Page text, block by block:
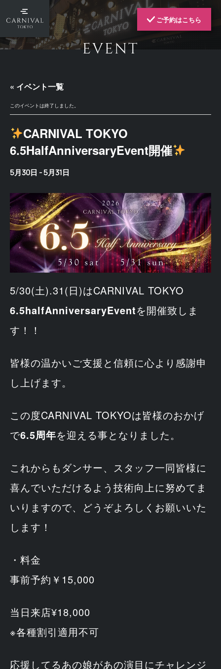
ご予約はこちら
EVENT
« イベント一覧
このイベントは終了しました。
CARNIVAL TOKYO
6.5HalfAnniversaryEvent開催
5月30日 -5月31日
5/30(土).31(日)はCARNIVAL TOKYO
6.5halfAnniversaryEventを開催致しま
す！！
皆様の温かいご支援と信頼に心より感謝申
し上げます。
この度CARNIVAL TOKYOは皆様のおかげ
で6.5周年を迎える事となりました。
これからもダンサー、スタッフ一同皆様に
喜んでいただけるよう技術向上に努めてま
いりますので、どうぞよろしくお願いいた
します！
・料金
事前予約￥15,000
当日来店¥18,000
※各種割引適用不可
応援してるあの娘があの演目にチャレンジ